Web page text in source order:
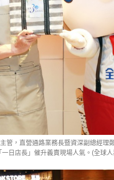
管，直營通路業務長暨資深副總經理
日店長」催升義賣現場人氣。(全球